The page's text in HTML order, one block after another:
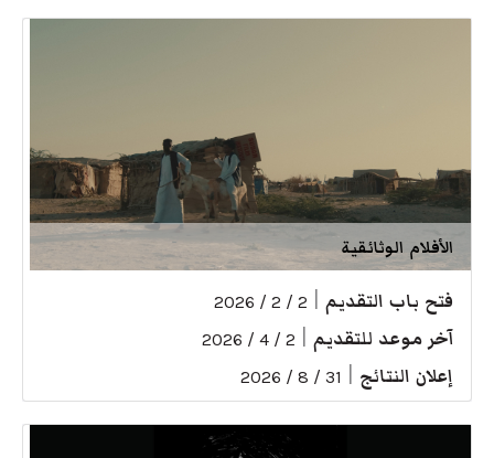
الأفلام الوثائقية
فتح باب التقديم 2 / 2 / 2026
آخر موعد للتقديم 2 / 4 / 2026
إعلان النتائج 31 / 8 / 2026